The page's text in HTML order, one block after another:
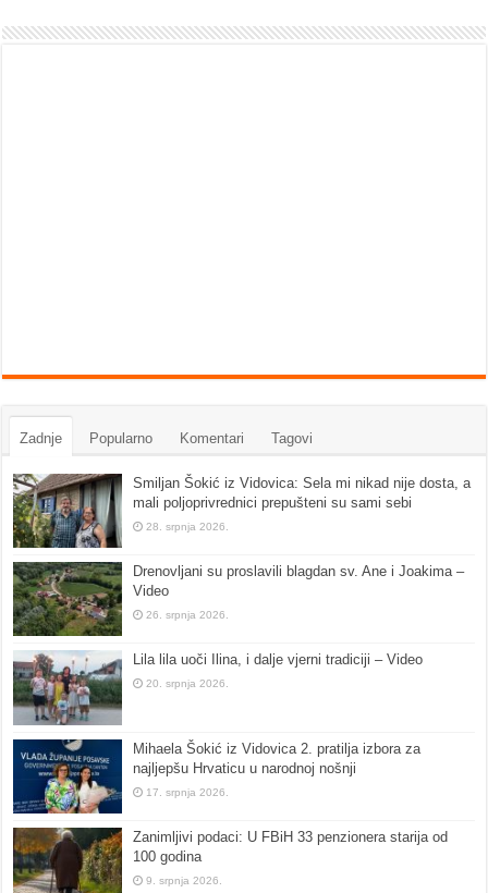
Zadnje Popularno Komentari Tagovi
Smiljan Šokić iz Vidovica: Sela mi nikad nije dosta, a
mali poljoprivrednici prepušteni su sami sebi
28. srpnja 2026.
Drenovljani su proslavili blagdan sv. Ane i Joakima –
Video
26. srpnja 2026.
Lila lila uoči Ilina, i dalje vjerni tradiciji – Video
20. srpnja 2026.
Mihaela Šokić iz Vidovica 2. pratilja izbora za
najljepšu Hrvaticu u narodnoj nošnji
17. srpnja 2026.
Zanimljivi podaci: U FBiH 33 penzionera starija od
100 godina
9. srpnja 2026.